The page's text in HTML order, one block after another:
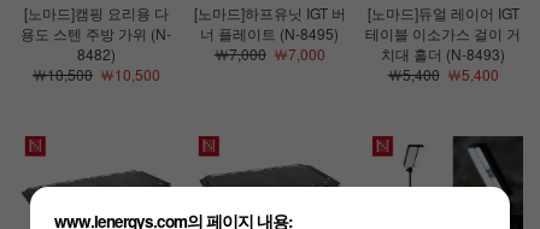
[노마드]캠핑 요리용 다
용도 스텐 주방 가위 (N-
8482)
￦10,500￦10,500
[노마드]하프유닛 IGT 버
너 플레이트 (N-8495)
￦7,000￦7,000
[노마드]듀얼 레이어 IGT
테이블 이소가스 걸이 거
치대 홀더 (N-8493)
￦5,400￦5,400
www.lenergys.com의 페이지 내용: